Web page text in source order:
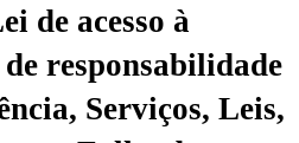
de acesso à
responsabilidade
Serviços, Leis,